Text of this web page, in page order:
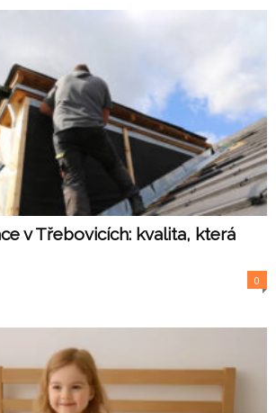
v Třebovicích: kvalita, která
0